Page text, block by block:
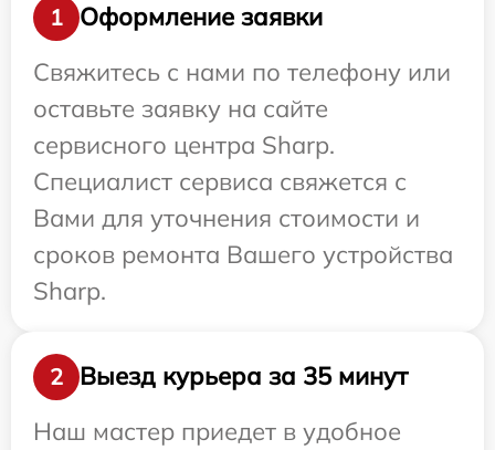
1
Оформление заявки
Свяжитесь с нами по телефону или
оставьте заявку на сайте
сервисного центра Sharp.
Специалист сервиса свяжется с
Вами для уточнения стоимости и
сроков ремонта Вашего устройства
Sharp.
2
Выезд курьера за 35 минут
Наш мастер приедет в удобное